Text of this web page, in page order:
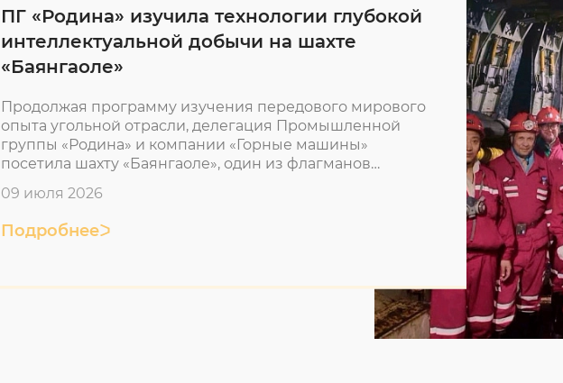
ПГ «Родина» изучила технологии глубокой
интеллектуальной добычи на шахте
«Баянгаоле»
Продолжая программу изучения передового мирового
опыта угольной отрасли, делегация Промышленной
группы «Родина» и компании «Горные машины»
посетила шахту «Баянгаоле», один из флагманов
09 июля 2026
Подробнее